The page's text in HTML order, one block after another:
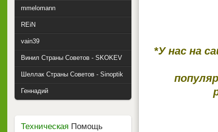
*У нас на
mmelomann
REiN
vain39
Винил Страны Советов - SKOKEV
Шеллак Страны Советов - Sinoptik
Геннадий
Техническая Помощь